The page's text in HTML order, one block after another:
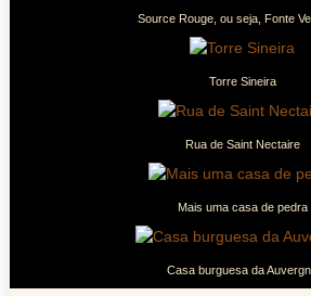
Source Rouge, ou seja, Fonte
Torre Sineira
Rua de Saint Nectaire
Mais uma casa de pedra
Casa burguesa da